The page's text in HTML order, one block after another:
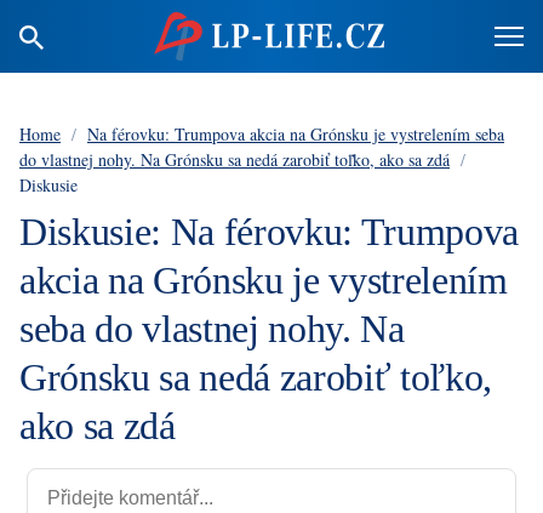
Home / Na férovku: Trumpova akcia na Grónsku je vystrelením seba
do vlastnej nohy. Na Grónsku sa nedá zarobiť toľko, ako sa zdá /
Diskusie
Diskusie: Na férovku: Trumpova
akcia na Grónsku je vystrelením
seba do vlastnej nohy. Na
Grónsku sa nedá zarobiť toľko,
ako sa zdá